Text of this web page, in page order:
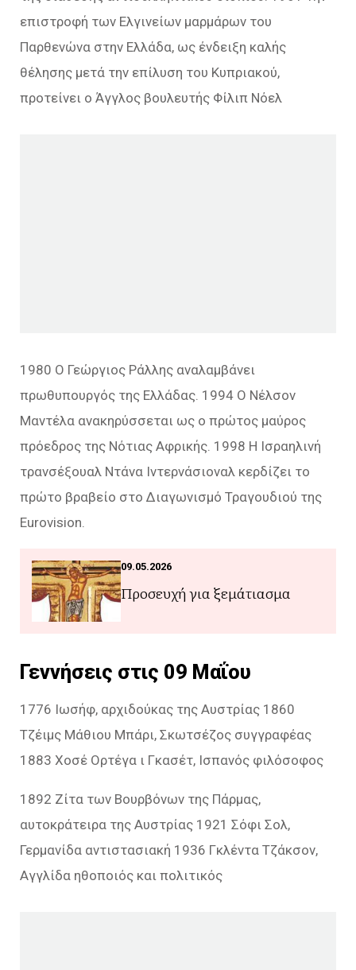
επιστροφή των Ελγινείων μαρμάρων του
Παρθενώνα στην Ελλάδα, ως ένδειξη καλής
θέλησης μετά την επίλυση του Κυπριακού,
προτείνει ο Άγγλος βουλευτής Φίλιπ Νόελ
1980 Ο Γεώργιος Ράλλης αναλαμβάνει
πρωθυπουργός της Ελλάδας. 1994 Ο Νέλσον
Μαντέλα ανακηρύσσεται ως ο πρώτος μαύρος
πρόεδρος της Νότιας Αφρικής. 1998 Η Ισραηλινή
τρανσέξουαλ Ντάνα Ιντερνάσιοναλ κερδίζει το
πρώτο βραβείο στο Διαγωνισμό Τραγουδιού της
Eurovision.
09.05.2026
Προσευχή για ξεμάτιασμα
Γεννήσεις στις 09 Μαΐου
1776 Ιωσήφ, αρχιδούκας της Αυστρίας 1860
Τζέιμς Μάθιου Μπάρι, Σκωτσέζος συγγραφέας
1883 Χοσέ Ορτέγα ι Γκασέτ, Ισπανός φιλόσοφος
1892 Ζίτα των Βουρβόνων της Πάρμας,
αυτοκράτειρα της Αυστρίας 1921 Σόφι Σολ,
Γερμανίδα αντιστασιακή 1936 Γκλέντα Τζάκσον,
Αγγλίδα ηθοποιός και πολιτικός